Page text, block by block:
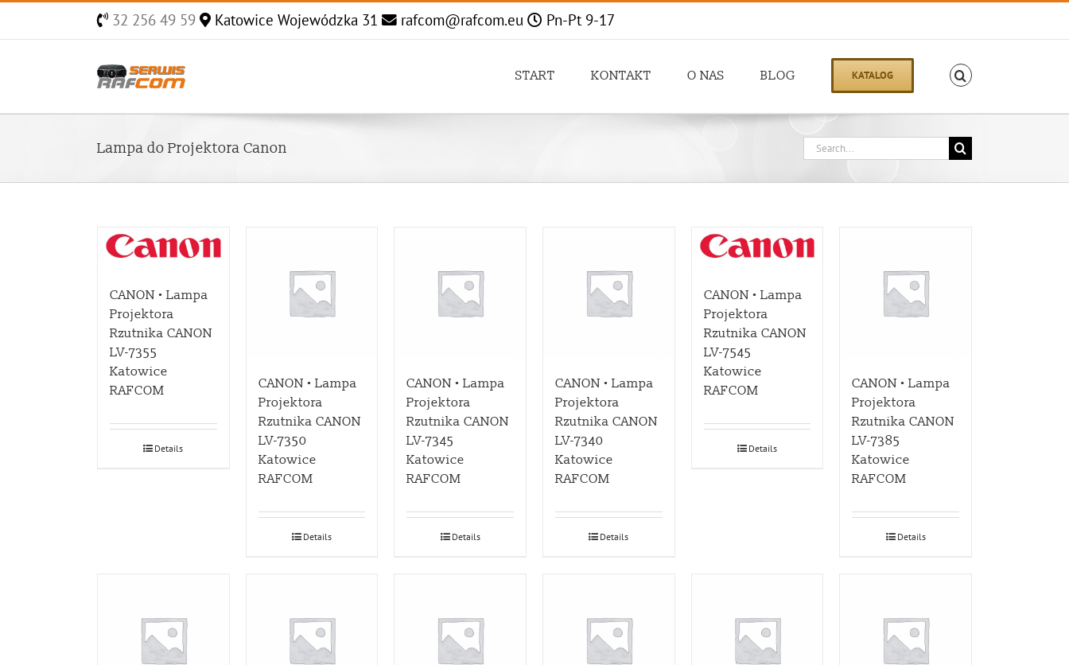
32 256 49 59 Katowice Wojewódzka 31 rafcom@rafcom.eu Pn-Pt 9-17
START KONTAKT O NAS BLOG KATALOG
Lampa do Projektora Canon
Search
for:
CANON • Lampa
Projektora
Rzutnika CANON
LV-7355
Katowice
RAFCOM
Details
CANON • Lampa
Projektora
Rzutnika CANON
LV-7350
Katowice
RAFCOM
Details
CANON • Lampa
Projektora
Rzutnika CANON
LV-7345
Katowice
RAFCOM
Details
CANON • Lampa
Projektora
Rzutnika CANON
LV-7340
Katowice
RAFCOM
Details
CANON • Lampa
Projektora
Rzutnika CANON
LV-7545
Katowice
RAFCOM
Details
CANON • Lampa
Projektora
Rzutnika CANON
LV-7385
Katowice
RAFCOM
Details